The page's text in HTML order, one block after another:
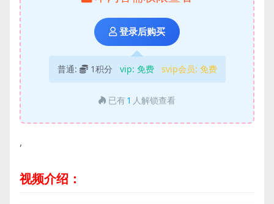
登录后购买
普通: 1积分 vip: 免费 svip会员: 免费
已有 1 人解锁查看
,
视频介绍：